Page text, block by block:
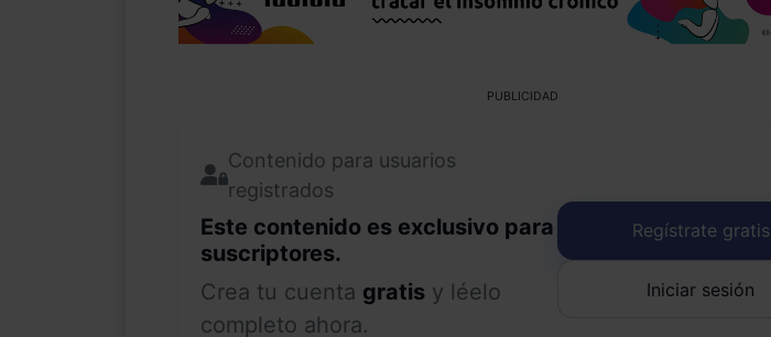
PUBLICIDAD
Contenido para usuarios
registrados
Este contenido es exclusivo para
suscriptores.
Crea tu cuenta gratis y léelo
completo ahora.
Regístrate gratis
Iniciar sesión